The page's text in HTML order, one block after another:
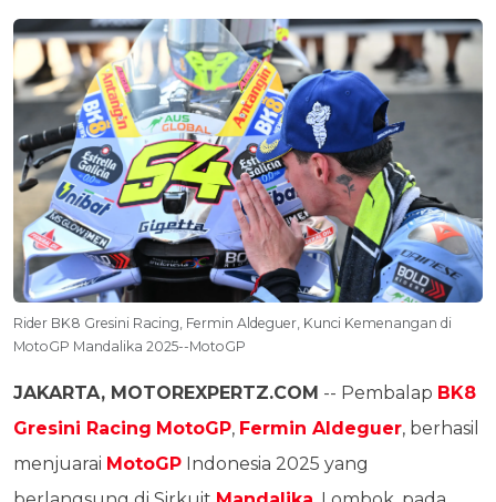
Rider BK8 Gresini Racing, Fermin Aldeguer, Kunci Kemenangan di
MotoGP Mandalika 2025--MotoGP
JAKARTA, MOTOREXPERTZ.COM -- Pembalap BK8
Gresini Racing MotoGP, Fermin Aldeguer, berhasil
menjuarai MotoGP Indonesia 2025 yang